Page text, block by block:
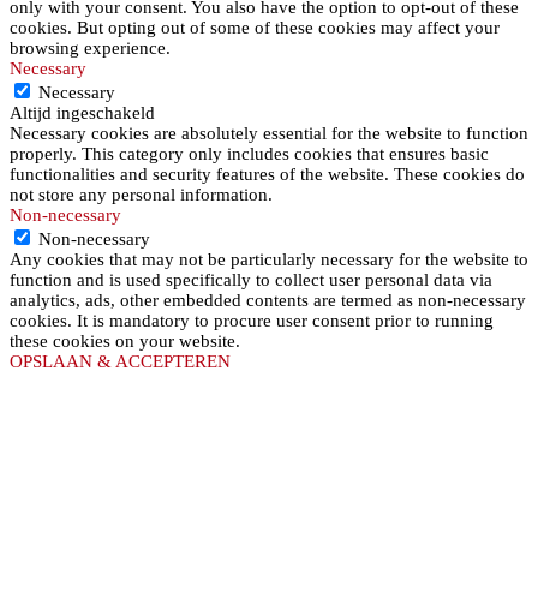
only with your consent. You also have the option to opt-out of these
cookies. But opting out of some of these cookies may affect your
browsing experience.
Necessary
Necessary
Altijd ingeschakeld
Necessary cookies are absolutely essential for the website to function
properly. This category only includes cookies that ensures basic
functionalities and security features of the website. These cookies do
not store any personal information.
Non-necessary
Non-necessary
Any cookies that may not be particularly necessary for the website to
function and is used specifically to collect user personal data via
analytics, ads, other embedded contents are termed as non-necessary
cookies. It is mandatory to procure user consent prior to running
these cookies on your website.
OPSLAAN & ACCEPTEREN